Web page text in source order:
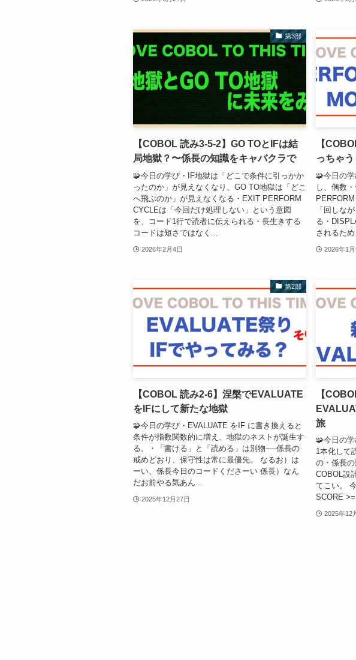
第3部
【COBOL 読み3-5-2】GO TOとIFは結
局地獄？〜係長の知識をキャバクラで
🧩今日の学び・IF地獄は「どこで条件に引っかか
ったのか」が見えなくなり、GO TO地獄は「どこ
へ飛ぶのか」が見えなくなる・EXIT PERFORM
CYCLEは「今回だけ処理しない」という意図
を、コード1行で読者に伝えられる・長生きする
コードは短さではなく...
2026年2月4日
【
っちゃ
🧩今日の
し、偶数
「回しな
る・
されるため
2026年1月
第2部
【COBOL 読み2-6】涅槃でEVALUATE
をIFにして新たな地獄
🧩今日の学び・EVALUATE をIF に書き換えると
条件が指数関数的に増え、地獄のネストが誕生す
る。・「書ける」と「読める」は別物──係長の
戒めどおり、保守性は常に最優先。 なるお）は
ーい、係長今日のコードくださーい 係長）なん
だお前やる気あん...
2025年12月27日
【
旅
🧩今日の
1本化して
の・係長
COBOL設
てこい。
SCORE
2025年12